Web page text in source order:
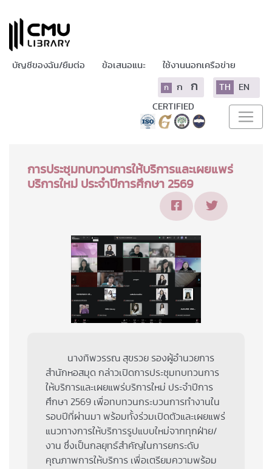
บัญชีของฉัน/ยืมต่อ ข้อเสนอแนะ ใช้งานนอกเครือข่าย
ก ก ก TH EN
CERTIFIED
การประชุมทบทวนการให้บริการและเผยแพร่
บริการใหม่ ประจำปีการศึกษา 2569
นางทิพวรรณ สุขรวย รองผู้อำนวยการ
สำนักหอสมุด กล่าวเปิดการประชุมทบทวนการ
ให้บริการและเผยแพร่บริการใหม่ ประจำปีการ
ศึกษา 2569 เพื่อทบทวนกระบวนการทำงานใน
รอบปีที่ผ่านมา พร้อมทั้งร่วมเปิดตัวและเผยแพร่
แนวทางการให้บริการรูปแบบใหม่จากทุกฝ่าย/
งาน ซึ่งเป็นกลยุทธ์สำคัญในการยกระดับ
คุณภาพการให้บริการ เพื่อเตรียมความพร้อม